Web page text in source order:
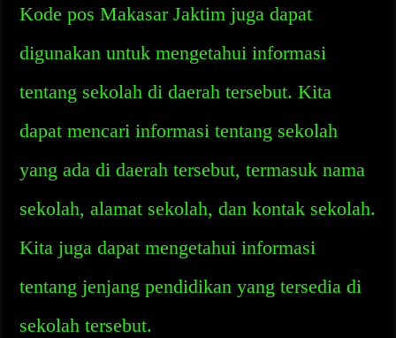
Kode pos Makasar Jaktim juga dapat
digunakan untuk mengetahui informasi
tentang sekolah di daerah tersebut. Kita
dapat mencari informasi tentang sekolah
yang ada di daerah tersebut, termasuk nama
sekolah, alamat sekolah, dan kontak sekolah.
Kita juga dapat mengetahui informasi
tentang jenjang pendidikan yang tersedia di
sekolah tersebut.